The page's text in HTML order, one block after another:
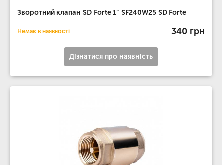
Зворотний клапан SD Forte 1" SF240W25 SD Forte
Немає в наявності 340 грн
Дізнатися про наявність